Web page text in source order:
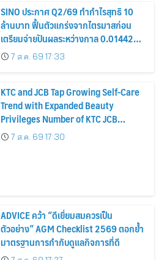
SINO ประกาศ Q2/69 ทำกำไรสุทธิ 10
ล้านบาท ฟื้นตัวแกร่งจากไตรมาสก่อน
เตรียมจ่ายปันผลระหว่างกาล 0.014423
บาทต่อหุ้น ครึ่งปีหลังมุ่งเติบโตต่อเนื่อง
7 ส.ค. 69 17:33
KTC and JCB Tap Growing Self-Care
Trend with Expanded Beauty
Privileges Number of KTC JCB
Cardmembers Spending on
Cosmetics Rises 26%
7 ส.ค. 69 17:30
ADVICE คว้า “ดีเยี่ยมสมควรเป็น
ตัวอย่าง” AGM Checklist 2569 ตอกย้ำ
มาตรฐานการกำกับดูแลกิจการที่ดี